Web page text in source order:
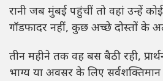
रानी जब मुंबई पहुंचीं तो वहां उन्हें
गॉडफादर नहीं, कुछ अच्छे दोस्तों के
तीन महीने तक वह बस बैठी रही,
भाग्य या अवसर के लिए सर्वशक्तिमान